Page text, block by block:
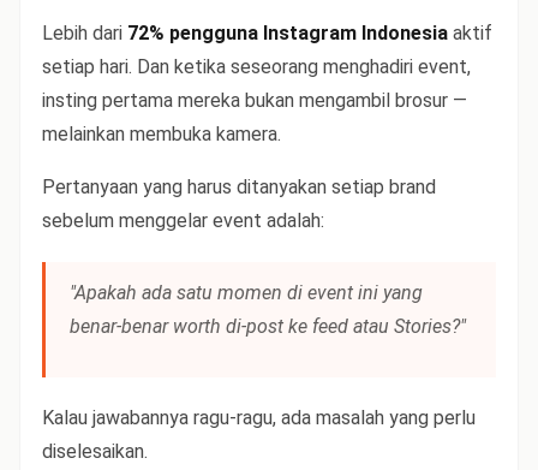
Lebih dari 72% pengguna Instagram Indonesia aktif
setiap hari. Dan ketika seseorang menghadiri event,
insting pertama mereka bukan mengambil brosur —
melainkan membuka kamera.
Pertanyaan yang harus ditanyakan setiap brand
sebelum menggelar event adalah:
"Apakah ada satu momen di event ini yang
benar-benar worth di-post ke feed atau Stories?"
Kalau jawabannya ragu-ragu, ada masalah yang perlu
diselesaikan.